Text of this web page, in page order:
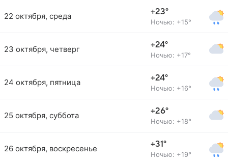
22 октября, среда +23°
Ночью: +15°
23 октября, четверг +24°
Ночью: +17°
24 октября, пятница +24°
Ночью: +16°
25 октября, суббота +26°
Ночью: +18°
26 октября, воскресенье +31°
Ночью: +19°